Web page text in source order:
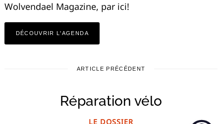
Wolvendael Magazine, par ici!
DÉCOUVRIR L'AGENDA
ARTICLE PRÉCÉDENT
Réparation vélo
LE DOSSIER